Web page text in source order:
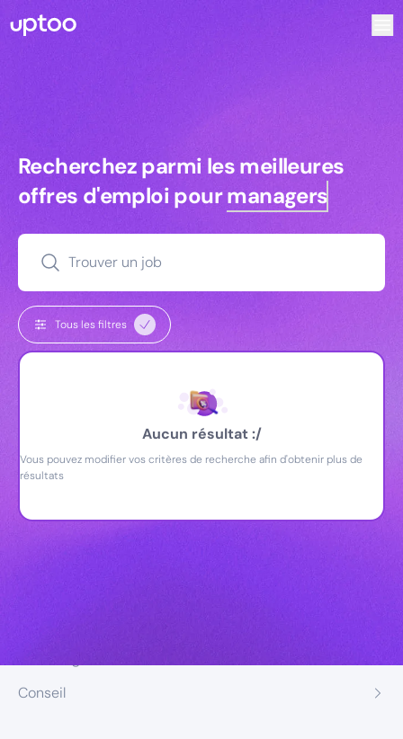
Recherchez parmi les meilleures
Recherchez parmi les meilleures
offres d'emploi pourmanagers
Trouver un job
Tous les filtres
Aucun résultat :/
Vous pouvez modifier vos critères de recherche afin d'obtenir plus de
résultats
Conseil